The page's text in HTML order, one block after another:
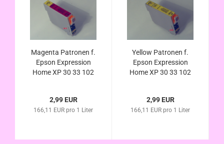
Magenta Patronen f.
Epson Expression
Home XP 30 33 102
322 325 (ersetzt
T1813 T1803
2,99 EUR
166,11 EUR pro 1 Liter
Yellow Patronen f.
Epson Expression
Home XP 30 33 102
322 325 (ersetzt
T1814 T1804
2,99 EUR
166,11 EUR pro 1 Liter